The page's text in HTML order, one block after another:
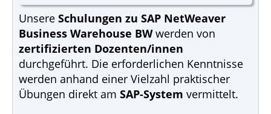
Unsere Schulungen zu SAP NetWeaver
Business Warehouse BWwerden von
zertifizierten Dozenten/innen
durchgeführt. Die erforderlichen Kenntnisse
werden anhand einer Vielzahl praktischer
Übungen direkt am SAP-System vermittelt.